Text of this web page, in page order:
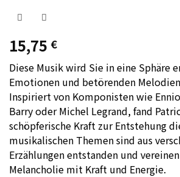
15,75 €
Diese Musik wird Sie in eine Sphäre
Emotionen und betörenden
Inspiriert von Komponisten wie
Barry oder Michel Legrand, fand
schöpferische Kraft zur Entstehung
musikalischen Themen sind aus
Erzählungen entstanden und
Melancholie mit Kraft und Energie.